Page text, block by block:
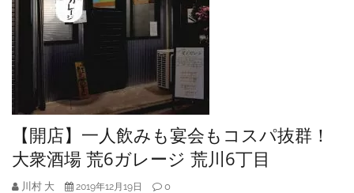
【開店】一人飲みも宴会もコスパ抜群！
大衆酒場 荒6ガレージ 荒川6丁目
川村 大 2019年12月19日 0